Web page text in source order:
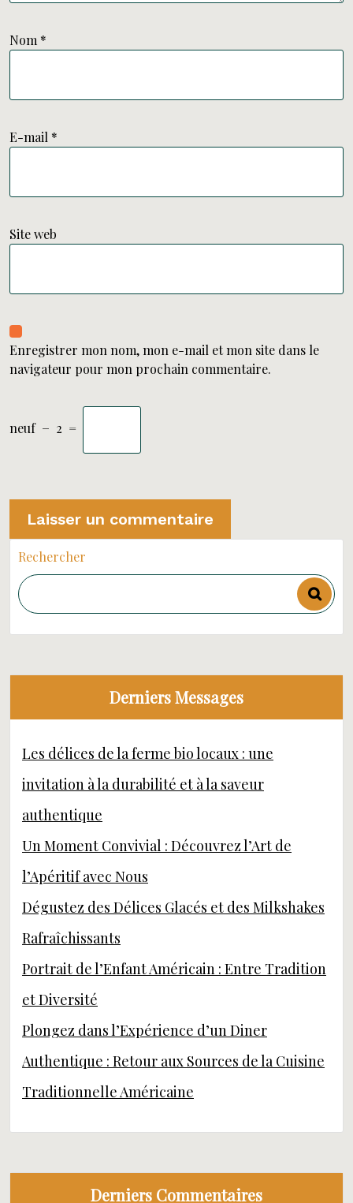
Nom *
E-mail *
Site web
Enregistrer mon nom, mon e-mail et mon site dans le
navigateur pour mon prochain commentaire.
neuf − 2 =
Rechercher
Derniers Messages
Les délices de la ferme bio locaux : une
invitation à la durabilité et à la saveur
authentique
Un Moment Convivial : Découvrez l’Art de
l’Apéritif avec Nous
Dégustez des Délices Glacés et des Milkshakes
Rafraîchissants
Portrait de l’Enfant Américain : Entre Tradition
et Diversité
Plongez dans l’Expérience d’un Diner
Authentique : Retour aux Sources de la Cuisine
Traditionnelle Américaine
Derniers Commentaires